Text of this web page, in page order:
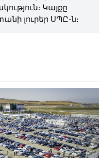
Կայքը
լուրեր ՍՊԸ-ն։